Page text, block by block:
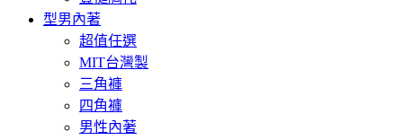
型男內著
超值任選
MIT台灣製
三角褲
四角褲
男性內著